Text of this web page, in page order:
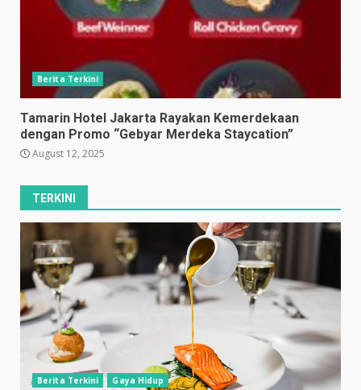
Berita Terkini
Tamarin Hotel Jakarta Rayakan Kemerdekaan
dengan Promo “Gebyar Merdeka Staycation”
August 12, 2025
TERKINI
Berita Terkini Gaya Hidup